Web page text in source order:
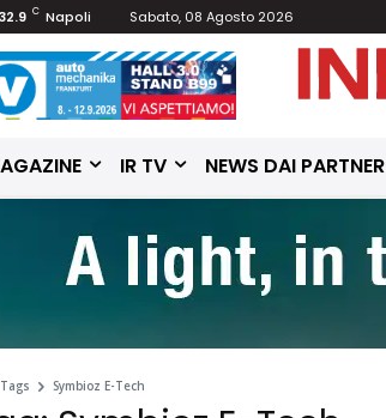
32.9 C Napoli Sabato, 08 Agosto 2026
IR TV NEWS DAI PARTNER
Tags Symbioz E-Tech